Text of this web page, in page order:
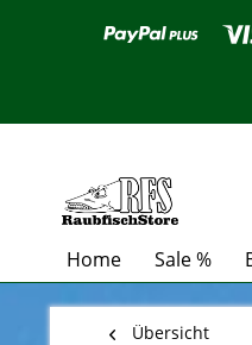
Home Sale %
Übersicht